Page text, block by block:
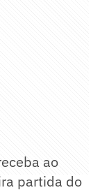
ao
partida do